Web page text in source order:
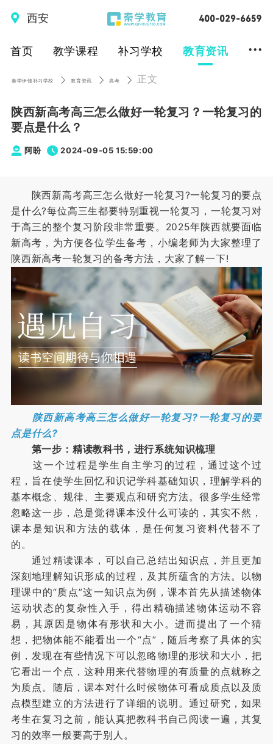
西安
首页 教学课程 补习学校 教育资讯 ...
秦学伊顿补习学校 教育资讯 高考 正文
陕西新高考高三怎么做好一轮复习？一轮复习的
要点是什么？
阿盼 2024-09-05 15:59:00
陕西新高考高三怎么做好一轮复习?一轮复习的要点
是什么?每位高三生都要特别重视一轮复习，一轮复习对
于高三的整个复习阶段非常重要。2025年陕西就要面临
新高考，为方便各位学生备考，小编老师为大家整理了
陕西新高考一轮复习的备考方法，大家了解一下!
陕西新高考高三怎么做好一轮复习?一轮复习的要
点是什么?
第一步：精读教科书，进行系统知识梳理
这一个过程是学生自主学习的过程，通过这个过
程，旨在使学生回忆和识记学科基础知识，理解学科的
基本概念、规律、主要观点和研究方法。很多学生经常
忽略这一步，总是觉得课本没什么可读的，其实不然，
课本是知识和方法的载体，是任何复习资料代替不了
的。
通过精读课本，可以自己总结出知识点，并且更加
深刻地理解知识形成的过程，及其所蕴含的方法。以物
理课中的“质点”这一知识点为例，课本首先从描述物体
运动状态的复杂性入手，得出精确描述物体运动不容
易，其原因是物体有形状和大小。进而提出了一个猜
想，把物体能不能看出一个“点”，随后考察了具体的实
例，发现在有些情况下可以忽略物理的形状和大小，把
它看出一个点，这种用来代替物理的有质量的点就称之
为质点。随后，课本对什么时候物体可看成质点以及质
点模型建立的方法进行了详细的说明。通过研究，如果
考生在复习之前，能认真把教科书自己阅读一遍，其复
习的效率一般要高于别人。